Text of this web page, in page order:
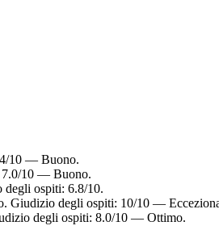
10 — Buono.
7.0/10 — Buono.
ospiti: 6.8/10.
Giudizio degli ospiti: 10/10 —
degli ospiti: 8.0/10 — Ottimo.